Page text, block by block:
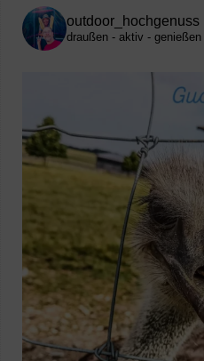
outdoor_hochgenuss
draußen - aktiv - genießen